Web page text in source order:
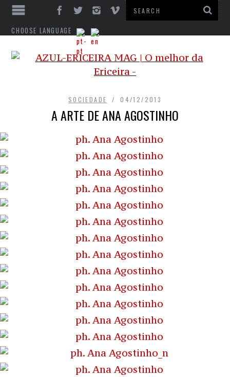
CHOOSE LANGUAGE
SOCIEDADE 04/12/2013
A ARTE DE ANA AGOSTINHO